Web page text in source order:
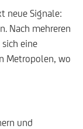
neue Signale:
Nach mehreren
eine
Metropolen, wo
und